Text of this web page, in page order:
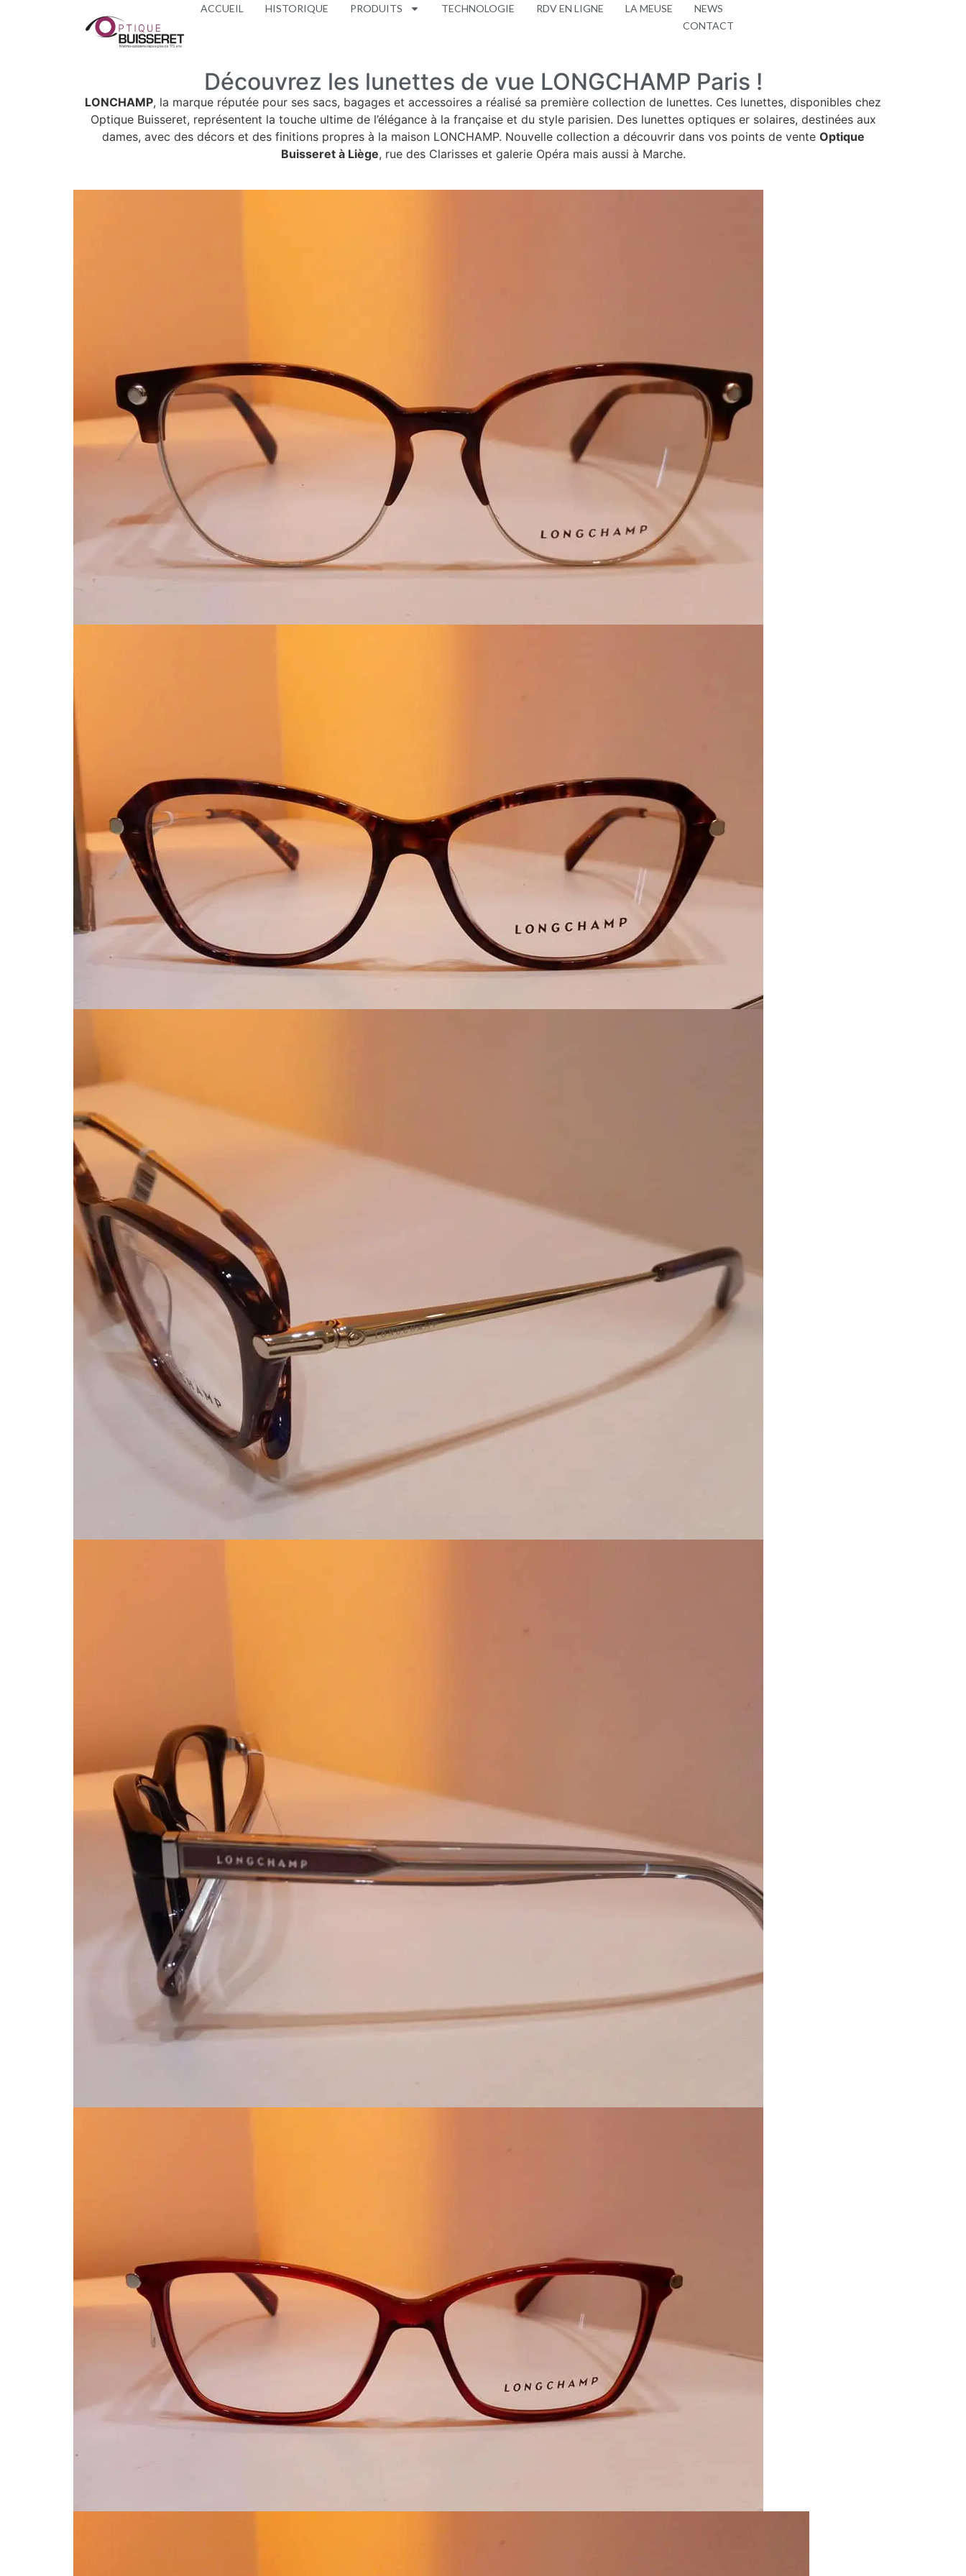
ACCUEIL HISTORIQUE PRODUITS TECHNOLOGIE RDV EN LIGNE LA MEUSE
NEWS
CONTACT
Découvrez les lunettes de vue LONGCHAMP Paris !
LONCHAMP, la marque réputée pour ses sacs, bagages et accessoires a réalisé sa première collection de lunettes. Ces lunettes, disponibles chez
Optique Buisseret, représentent la touche ultime de l’élégance à la française et du style parisien. Des lunettes optiques er solaires, destinées aux
dames, avec des décors et des finitions propres à la maison LONCHAMP. Nouvelle collection a découvrir dans vos points de vente Optique
Buisseret à Liège, rue des Clarisses et galerie Opéra mais aussi à Marche.